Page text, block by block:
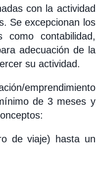
con la actividad
Se excepcionan los
contabilidad,
adecuación de la
su actividad.
emprendimiento
de 3 meses y
de viaje) hasta un